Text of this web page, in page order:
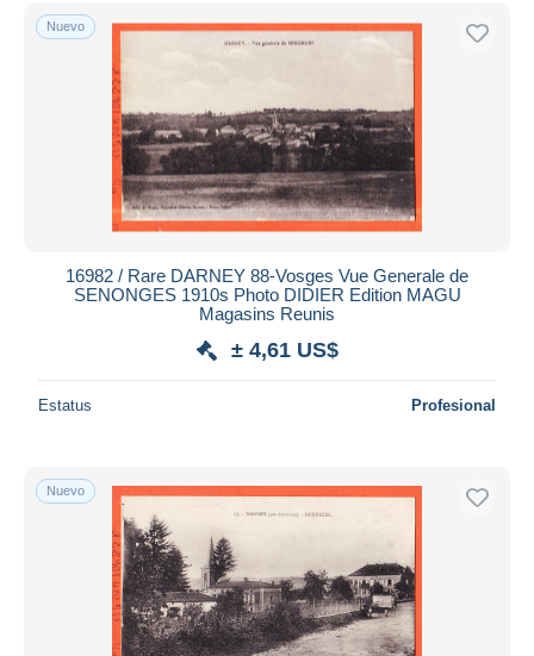
Sólo con descuento
Envío gratis
Métodos de pago
PayPal
Transferencia bancaria
Visa
Mastercard
iDeal
Maestro
Aplicar
Nuevo
16982 / Rare DARNEY 88-Vosges Vue Generale de
SENONGES 1910s Photo DIDIER Edition MAGU
Magasins Reunis
± 4,61 US$
Estatus Profesional
Nuevo